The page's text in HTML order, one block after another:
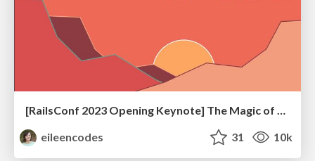
[RailsConf 2023 Opening Keynote] The Magic of Rails
eileencodes
31 10k